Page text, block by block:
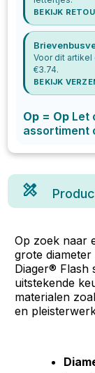
BEKIJK
Voor dit
€3.74.
BEKIJK
Op = Op Let
assortiment
Op zoek naar
grote
Diager® Flash
uitstekende
materialen
en